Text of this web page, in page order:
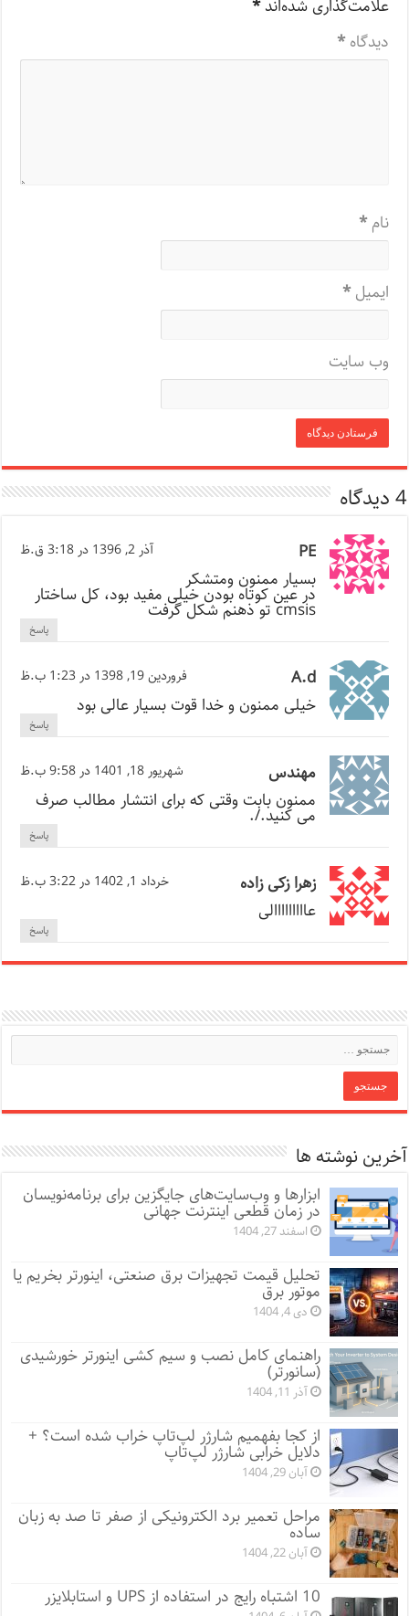
علامت‌گذاری شده‌اند*
دیدگاه*
نام*
ایمیل*
وب‌ سایت
4 دیدگاه
PE آذر 2, 1396 در 3:18 ق.ظ
بسیار ممنون ومتشکر
در عین کوتاه بودن خیلی مفید بود، کل ساختار
cmsis تو ذهنم شکل گرفت
پاسخ
A.d فروردین 19, 1398 در 1:23 ب.ظ
خیلی ممنون و خدا قوت بسیار عالی بود
پاسخ
مهندس شهریور 18, 1401 در 9:58 ب.ظ
ممنون بابت وقتی که برای انتشار مطالب صرف
می کنید./.
پاسخ
زهرا زکی زاده خرداد 1, 1402 در 3:22 ب.ظ
عااااااااالی
پاسخ
آخرین نوشته ها
ابزارها و وب‌سایت‌های جایگزین برای برنامه‌نویسان
در زمان قطعی اینترنت جهانی
اسفند 27, 1404
تحلیل قیمت تجهیزات برق صنعتی، اینورتر بخریم یا
موتور برق
دی 4, 1404
راهنمای کامل نصب و سیم کشی اینورتر خورشیدی
(سانورتر)
آذر 11, 1404
از کجا بفهمیم شارژر لپ‌تاپ خراب شده است؟ +
دلایل خرابی شارژر لپ‌تاپ
آبان 29, 1404
مراحل تعمیر برد الکترونیکی از صفر تا صد به زبان
ساده
آبان 22, 1404
10 اشتباه رایج در استفاده از UPS و استابلایزر